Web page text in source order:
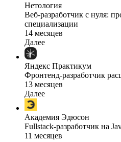
Нетология
Веб-разработчик с нуля:
специализации
14 месяцев
Далее
Яндекс Практикум
Фронтенд-разработчик
13 месяцев
Далее
Академия Эдюсон
Fullstack-разработчик на
11 месяцев